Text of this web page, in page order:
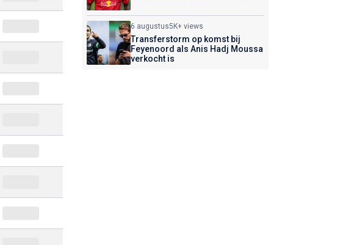
6 augustus5K+ views
Transferstorm op komst bij
Feyenoord als Anis Hadj Moussa
verkocht is